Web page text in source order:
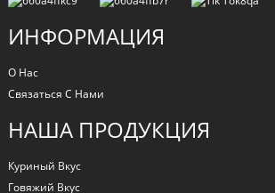
ИНФОРМАЦИЯ
О Нас
Связаться С Нами
НАША ПРОДУКЦИЯ
Куриный Вкус
Говяжий Вкус